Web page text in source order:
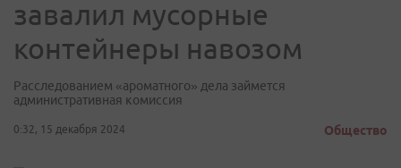
завалил мусорные
контейнеры навозом
Расследованием «ароматного» дела займется
административная комиссия
0:32, 15 декабря 2024 Общество